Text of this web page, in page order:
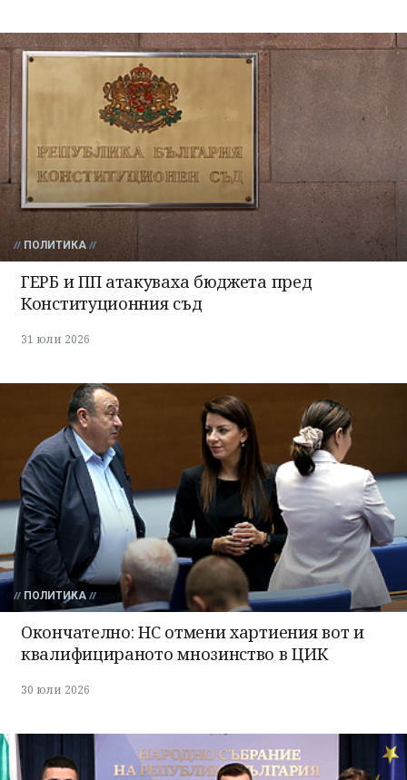
ПОЛИТИКА
ГЕРБ и ПП атакуваха бюджета пред
Конституционния съд
31 юли 2026
ПОЛИТИКА
Окончателно: НС отмени хартиения вот и
квалифицираното мнозинство в ЦИК
30 юли 2026